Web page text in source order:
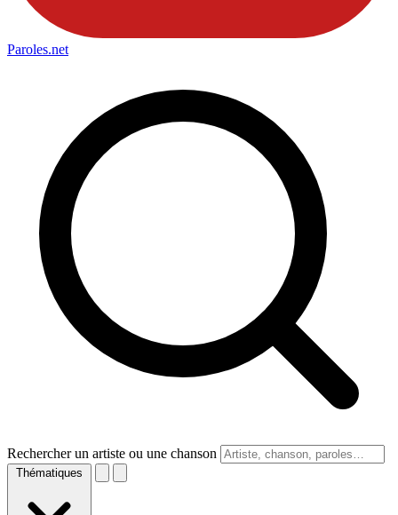
Paroles.net
Rechercher un artiste ou une chanson
Thématiques